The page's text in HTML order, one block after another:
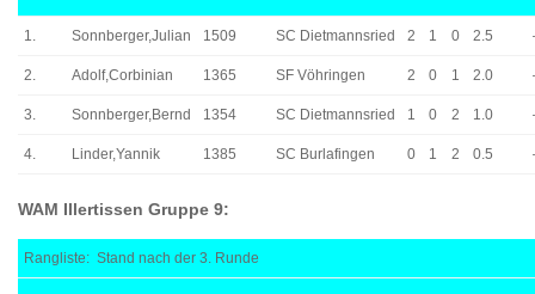
1. Sonnberger,Julian 1509 SC Dietmannsried 2 1 0 2.5
2. Adolf,Corbinian 1365 SF Vöhringen 2 0 1 2.0
3. Sonnberger,Bernd 1354 SC Dietmannsried 1 0 2 1.0
4. Linder,Yannik 1385 SC Burlafingen 0 1 2 0.5
WAM Illertissen Gruppe 9:
Rangliste: Stand nach der 3. Runde